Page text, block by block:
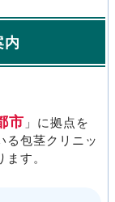
内
市 」に拠点を
る包茎クリニッ
す。